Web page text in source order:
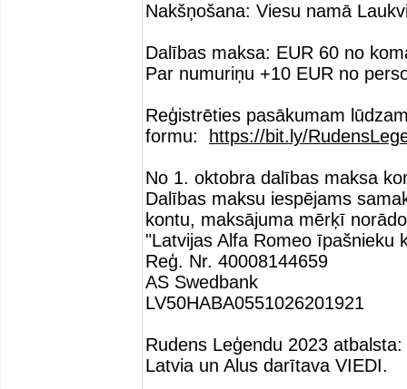
Nakšņošana: Viesu namā
Dalības maksa: EUR 60 no
Par numuriņu +10 EUR no
Reģistrēties pasākumam
formu:
https://bit.ly/
No 1. oktobra dalības maksa
Dalības maksu iespējams
kontu, maksājuma mērķī
"Latvijas Alfa Romeo īpašnieku
Reģ. Nr. 40008144659
AS Swedbank
LV50HABA0551026201921
Rudens Leģendu 2023
Latvia un Alus darītava VIEDI.